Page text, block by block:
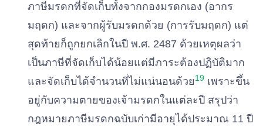
ภาษีมรดกที่จัดเก็บทั้งจากกองมรดกเอง (อากร
มฤดก) และจากผู้รับมรดกด้วย (การรับมฤดก) แต่
สุดท้ายก็ถูกยกเลิกในปี พ.ศ. 2487 ด้วยเหตุผลว่า
เป็นภาษีที่จัดเก็บได้น้อยแต่มีภาระต้องปฏิบัติมาก
และจัดเก็บได้จำนวนที่ไม่แน่นอนด้วย 19 เพราะขึ้น
อยู่กับความตายของเจ้ามรดกในแต่ละปี สรุปว่า
กฎหมายภาษีมรดกฉบับเก่ามีอายุได้ประมาณ 11 ปี